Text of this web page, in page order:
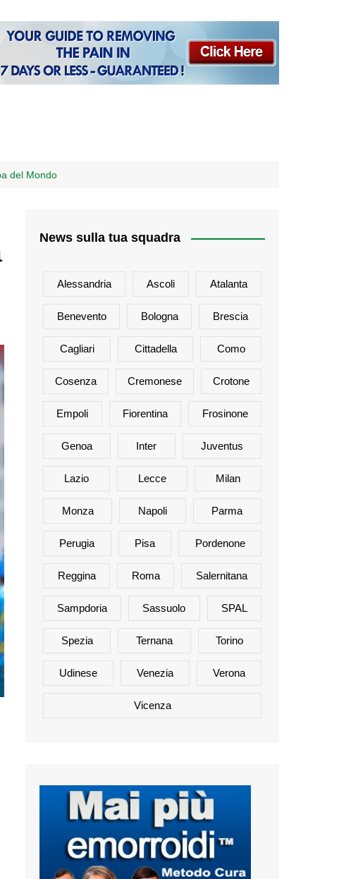
del Mondo
News sulla tua squadra
Alessandria Ascoli Atalanta
Benevento Bologna Brescia
Cagliari Cittadella Como
Cosenza Cremonese Crotone
Empoli Fiorentina Frosinone
Genoa Inter Juventus
Lazio Lecce Milan
Monza Napoli Parma
Perugia Pisa Pordenone
Reggina Roma Salernitana
Sampdoria Sassuolo SPAL
Spezia Ternana Torino
Udinese Venezia Verona
Vicenza